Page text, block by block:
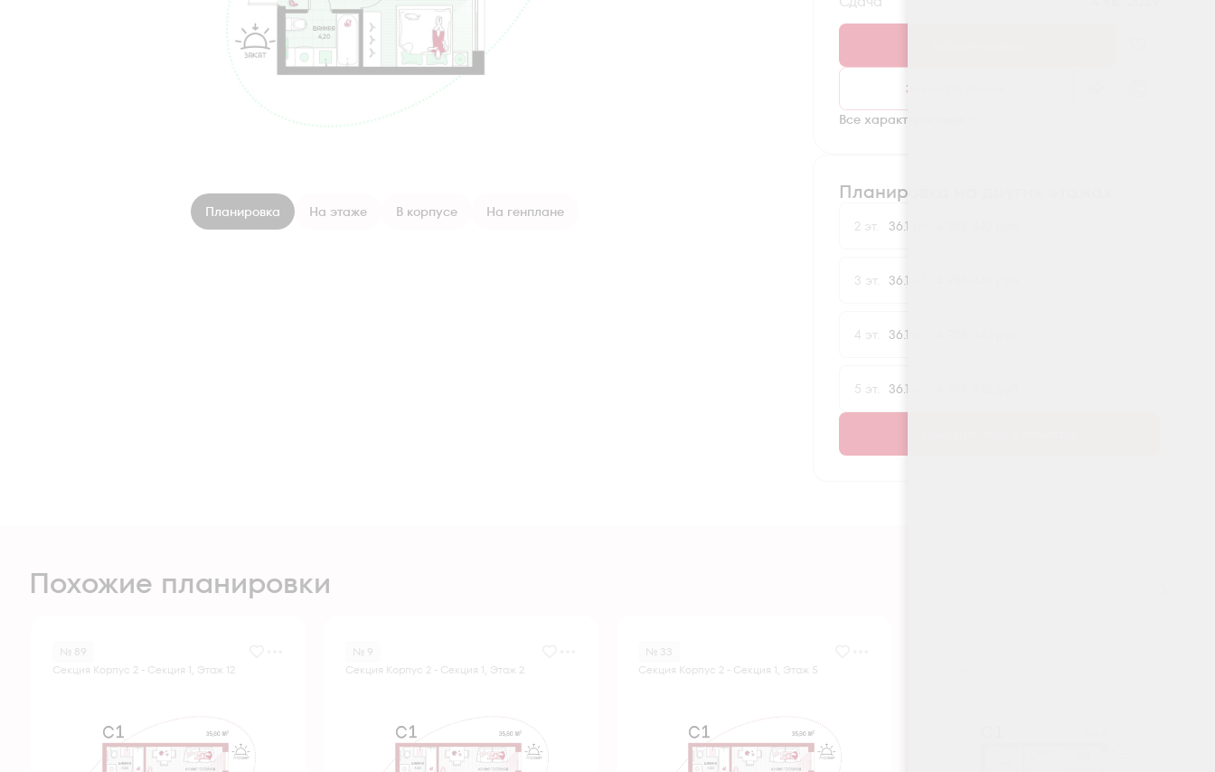
Планировка На этаже В корпусе На генплане
Заказать звонок
Все характеристики
Планировка на других этажах
2 эт. 36.1 м
3 эт. 36.1 м
4 эт. 36.1 м
5 эт. 36.1 м
Похожие планировки
№ 89
Секция Корпус 2 - Секция 1, Этаж 12
№ 9
Секция Корпус 2 - Секция 1, Этаж 2
№ 33
Секция Корпус 2 - Секция 1, Этаж 5